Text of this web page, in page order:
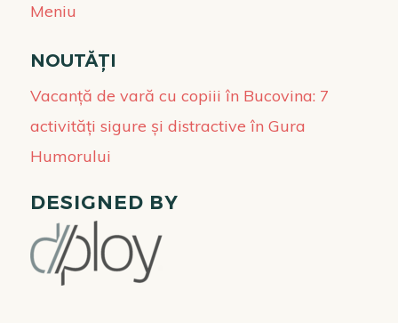
Meniu
NOUTĂȚI
Vacanță de vară cu copiii în Bucovina: 7
activități sigure și distractive în Gura
Humorului
DESIGNED BY